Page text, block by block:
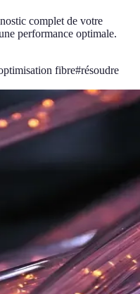
complet de votre
performance optimale.
fibre#résoudre